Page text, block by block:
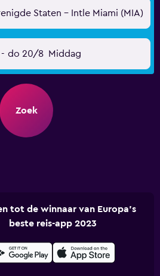
Staten - Intle Miami (MIA)
- do 20/8 Middag
Zoek
tot de winnaar van Europa's
beste reis-app 2023